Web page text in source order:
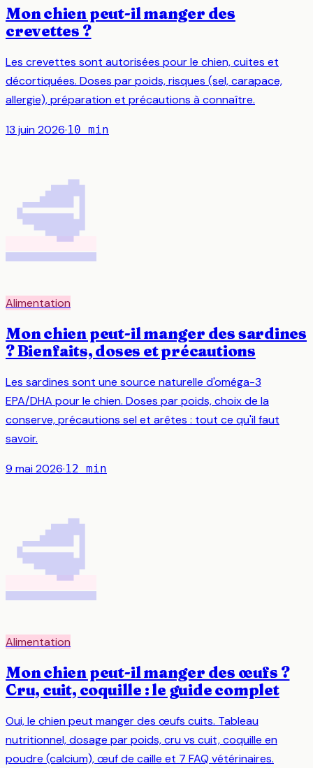
Mon chien peut-il manger des
crevettes ?
Les crevettes sont autorisées pour le chien, cuites et
décortiquées. Doses par poids, risques (sel, carapace,
allergie), préparation et précautions à connaître.
13 juin 2026·10 min
🥩
Alimentation
Mon chien peut-il manger des sardines
? Bienfaits, doses et précautions
Les sardines sont une source naturelle d'oméga-3
EPA/DHA pour le chien. Doses par poids, choix de la
conserve, précautions sel et arêtes : tout ce qu'il faut
savoir.
9 mai 2026·12 min
🥩
Alimentation
Mon chien peut-il manger des œufs ?
Cru, cuit, coquille : le guide complet
Oui, le chien peut manger des œufs cuits. Tableau
nutritionnel, dosage par poids, cru vs cuit, coquille en
poudre (calcium), œuf de caille et 7 FAQ vétérinaires.